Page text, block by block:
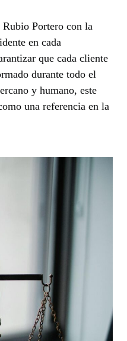
Portero con la
en cada
que cada cliente
durante todo el
y humano, este
una referencia en la